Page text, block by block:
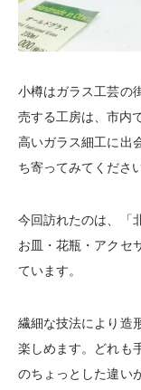
小樽はガラス工芸の
売する工房は、市内
高いガラス細工に出
ち寄ってみてください
今回訪れたのは、「
お皿・花瓶・アクセ
ています。
繊細な技法により造
楽しめます。どれも
のちょっとした違い